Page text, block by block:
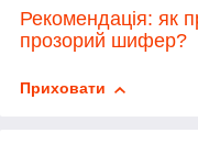
Рекомендація: як
прозорий шифер?
Приховати